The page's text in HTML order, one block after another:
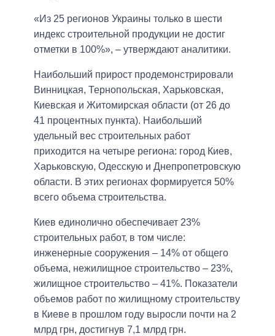
«Из 25 регионов Украины только в шести
индекс строительной продукции не достиг
отметки в 100%», – утверждают аналитики.
Наибольший прирост продемонстрировали
Винницкая, Тернопольская, Харьковская,
Киевская и Житомирская области (от 26 до
41 процентных пункта). Наибольший
удельный вес строительных работ
приходится на четыре региона: город Киев,
Харьковскую, Одесскую и Днепропетровскую
области. В этих регионах формируется 50%
всего объема строительства.
Киев единолично обеспечивает 23%
строительных работ, в том числе:
инженерные сооружения – 14% от общего
объема, нежилищное строительство – 23%,
жилищное строительство – 41%. Показатели
объемов работ по жилищному строительству
в Киеве в прошлом году выросли почти на 2
млрд грн, достигнув 7,1 млрд грн.